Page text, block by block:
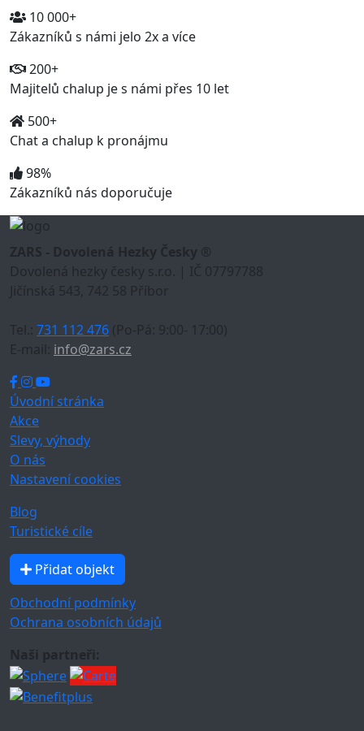
10 000+
Zákazníků s námi jelo 2x a více
200+
Majitelů chalup je s námi přes 10 let
500+
Chat a chalup k pronájmu
98%
Zákazníků nás doporučuje
ZARS - Dovolená Hezky Česky ®
Dovolená hezky česky s.r.o. | IČ 07797788
Jičínská 543, 742 58 Příbor
Tel.: 731 112 476 (Po-Pá: 9:00- 17:00)
E-mail: info@zars.cz
Úvodní stránka
Akce
Slevy, výhody
O nás
Nastavení cookies
Blog
Turistické cíle
Přidat objekt
Obchodní podmínky
Ochrana osobních údajů
Naši partneři: